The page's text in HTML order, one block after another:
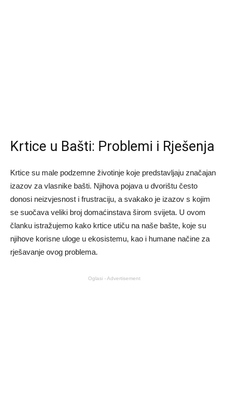
Krtice u Bašti: Problemi i Rješenja
Krtice su male podzemne životinje koje predstavljaju značajan
izazov za vlasnike bašti. Njihova pojava u dvorištu često
donosi neizvjesnost i frustraciju, a svakako je izazov s kojim
se suočava veliki broj domaćinstava širom svijeta. U ovom
članku istražujemo kako krtice utiču na naše bašte, koje su
njihove korisne uloge u ekosistemu, kao i humane načine za
rješavanje ovog problema.
Oglasi - Advertisement